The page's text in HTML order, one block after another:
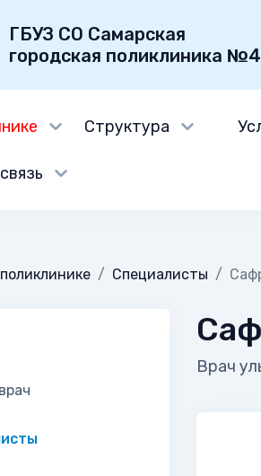
ГБУЗ СО Самарская
городская поликлиника №4
Структура
Специалисты
Врач